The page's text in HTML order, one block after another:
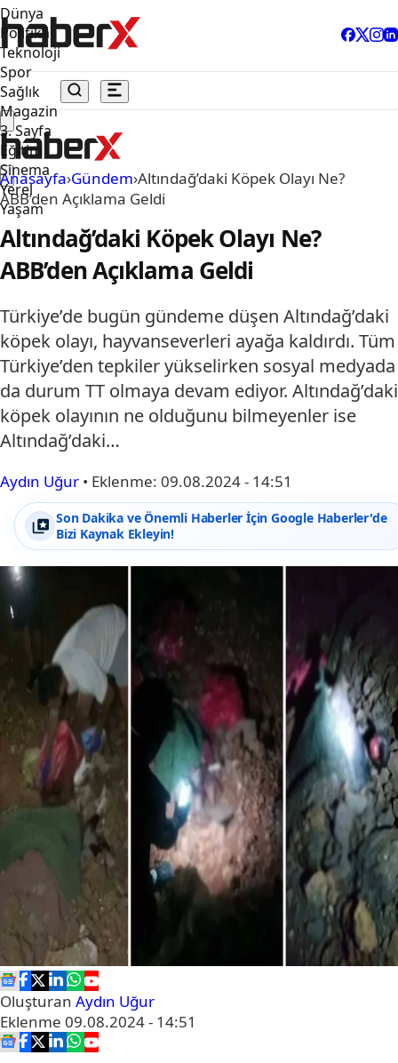
Dünya
Politika
Teknoloji
Spor
Sağlık
Magazin
3. Sayfa
Eğitim
Sinema
Yerel
Yaşam
Anasayfa›Gündem›Altındağ’daki Köpek Olayı Ne?
ABB’den Açıklama Geldi
Altındağ’daki Köpek Olayı Ne?
ABB’den Açıklama Geldi
Türkiye’de bugün gündeme düşen Altındağ’daki
köpek olayı, hayvanseverleri ayağa kaldırdı. Tüm
Türkiye’den tepkiler yükselirken sosyal medyada
da durum TT olmaya devam ediyor. Altındağ’daki
köpek olayının ne olduğunu bilmeyenler ise
Altındağ’daki…
Aydın Uğur • Eklenme: 09.08.2024 - 14:51
Son Dakika ve Önemli Haberler İçin Google Haberler'de
Bizi Kaynak Ekleyin!
Oluşturan Aydın Uğur
Eklenme 09.08.2024 - 14:51